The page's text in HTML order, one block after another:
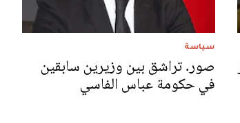
سياسة
صور. تراشق بين وزيرين سابقين
في حكومة عباس الفاسي